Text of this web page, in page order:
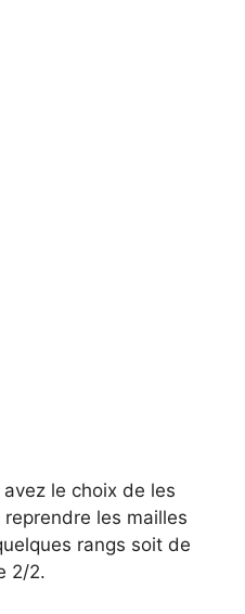
le choix de les
les mailles
rangs soit de
2/2.